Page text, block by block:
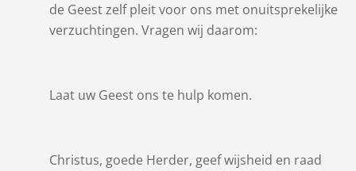
de Geest zelf pleit voor ons met onuitsprekelijke
verzuchtingen. Vragen wij daarom:
Laat uw Geest ons te hulp komen.
Christus, goede Herder, geef wijsheid en raad